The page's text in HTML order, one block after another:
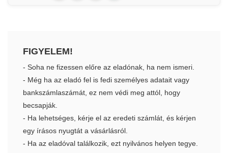
FIGYELEM!
- Soha ne fizessen előre az eladónak, ha nem ismeri.
- Még ha az eladó fel is fedi személyes adatait vagy
bankszámlaszámát, ez nem védi meg attól, hogy
becsapják.
- Ha lehetséges, kérje el az eredeti számlát, és kérjen
egy írásos nyugtát a vásárlásról.
- Ha az eladóval találkozik, ezt nyilvános helyen tegye.